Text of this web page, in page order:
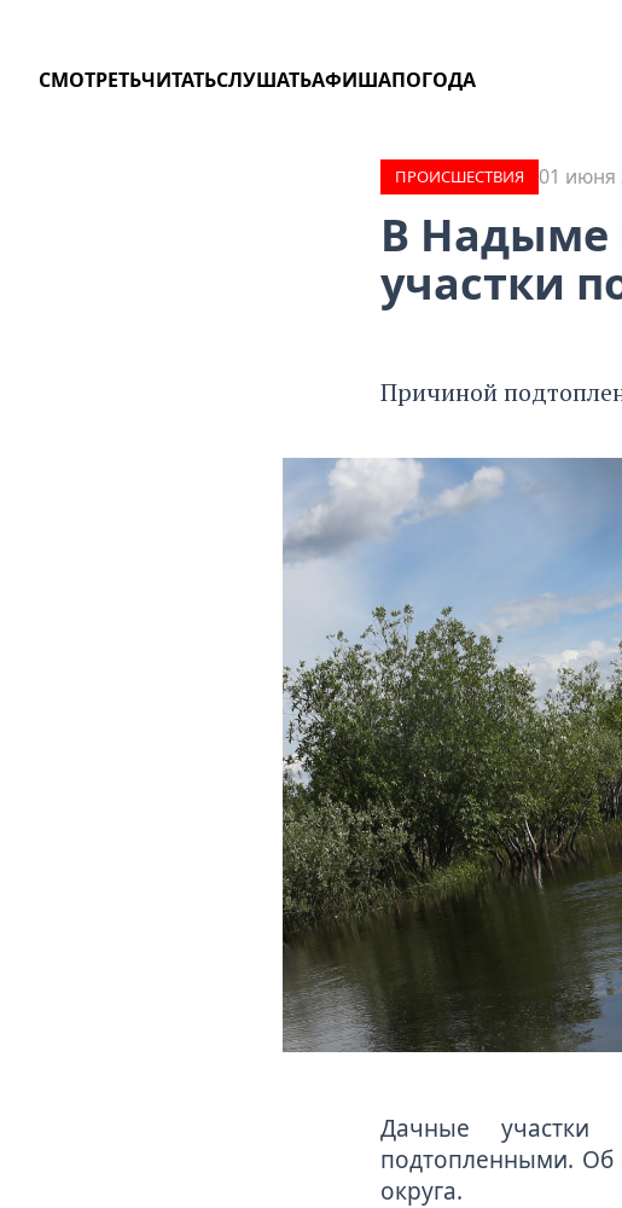
СМОТРЕТЬЧИТАТЬСЛУШАТЬАФИШАПОГОДА
ПРОИCШЕСТВИЯ 01 июня
В Надыме
участки
Причиной
Дачные участки
подтопленными. Об
округа.